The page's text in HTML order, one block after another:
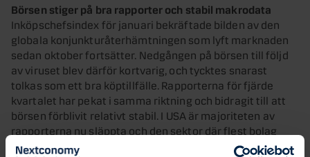
Börsen stiger på bra rapporter och stabil makrodata
Inköpschefsindex för januari bekräftade bilden av den
globala konjunkturåterhämtningen som lyft marknaden
sedan oktober fortsätter. Nedgången på börsen till följd
av viruset blev därför kortvarig, och tycktes snarast
tolkas som ett bra köptillfälle. Rapporterna för fjärde
kvartalet har pekat i samma riktning och bidragit till att
börsen förblivit relativt stabil. I USA är majoriteten av
rapporterna nu släppta och den sektor där flest bolag
överraskat positivt är inom IT, medan fastigheter och